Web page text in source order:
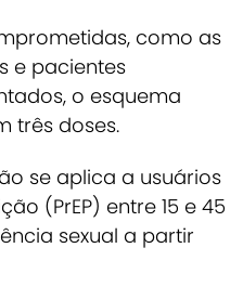
como as
e pacientes
o esquema
três doses.
se aplica a usuários
(PrEP) entre 15 e 45
sexual a partir